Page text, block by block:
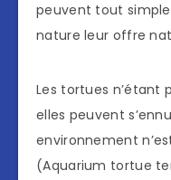
peuvent tout
nature leur offre
Les tortues n’étant
elles peuvent
environnement
(Aquarium tortue